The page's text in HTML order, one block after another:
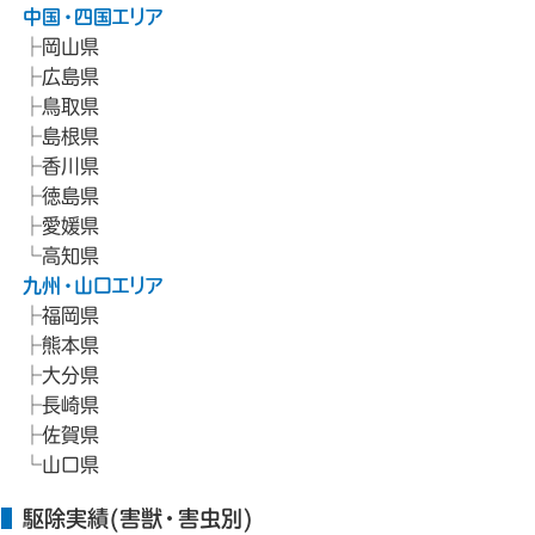
中国・四国エリア
岡山県
広島県
鳥取県
島根県
香川県
徳島県
愛媛県
高知県
九州・山口エリア
福岡県
熊本県
大分県
長崎県
佐賀県
山口県
駆除実績(害獣・害虫別)